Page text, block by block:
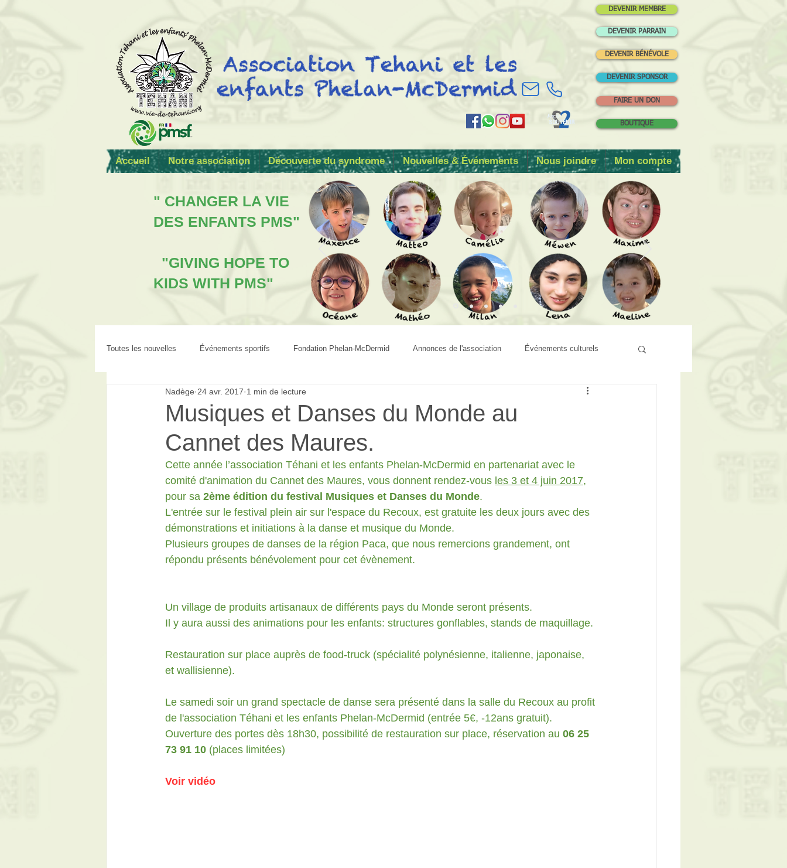
DEVENIR MEMBRE
DEVENIR PARRAIN
DEVENIR BÉNÉVOLE
DEVENIR SPONSOR
FAIRE UN DON
BOUTIQUE
Accueil Notre association Découverte du syndrome Nouvelles & Événements Nous joindre Mon compte
" CHANGER LA VIE
DES ENFANTS PMS"
"GIVING HOPE TO
KIDS WITH PMS"
Toutes les nouvelles Événements sportifs Fondation Phelan-McDermid Annonces de l'association Événements culturels
Musiques et Danses du Monde au
Cannet des Maures.
Nadège 24 avr. 2017 1 min de lecture
Cette année l’association Téhani et les enfants Phelan-McDermid en partenariat avec le
comité d'animation du Cannet des Maures, vous donnent rendez-vous les 3 et 4 juin 2017,
pour sa 2ème édition du festival Musiques et Danses du Monde.
L'entrée sur le festival plein air sur l'espace du Recoux, est gratuite les deux jours avec des
démonstrations et initiations à la danse et musique du Monde.
Plusieurs groupes de danses de la région Paca, que nous remercions grandement, ont
répondu présents bénévolement pour cet évènement.
Un village de produits artisanaux de différents pays du Monde seront présents.
Il y aura aussi des animations pour les enfants: structures gonflables, stands de maquillage.
Restauration sur place auprès de food-truck (spécialité polynésienne, italienne, japonaise,
et wallisienne).
Le samedi soir un grand spectacle de danse sera présenté dans la salle du Recoux au profit
de l'association Téhani et les enfants Phelan-McDermid (entrée 5€, -12ans gratuit).
Ouverture des portes dès 18h30, possibilité de restauration sur place, réservation au 06 25
73 91 10 (places limitées)
Voir vidéo